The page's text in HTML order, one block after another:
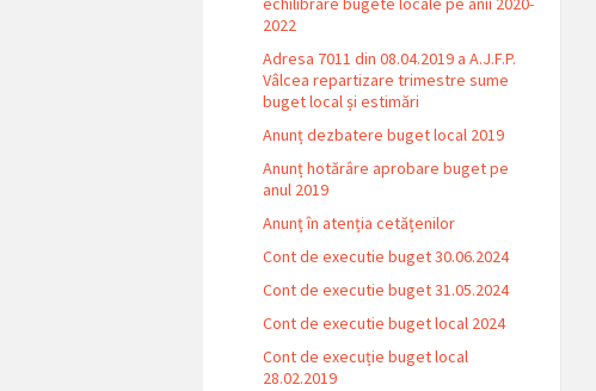
2022
Adresa 7011 din 08.04.2019 a A.J.F.P.
Vâlcea repartizare trimestre sume
buget local și estimări
Anunț dezbatere buget local 2019
Anunț hotărâre aprobare buget pe
anul 2019
Anunț în atenția cetățenilor
Cont de executie buget 30.06.2024
Cont de executie buget 31.05.2024
Cont de executie buget local 2024
Cont de execuție buget local
28.02.2019